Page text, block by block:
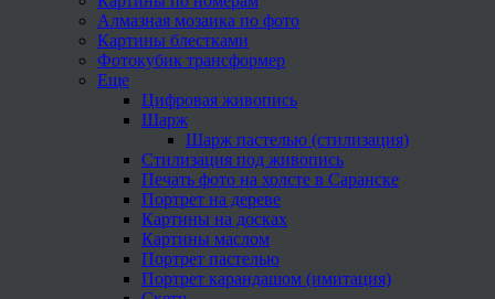
Алмазная мозаика по фото
Картины блестками
Фотокубик трансформер
Еще
Цифровая живопись
Шарж
Шарж пастелью (стилизация)
Стилизация под живопись
Печать фото на холсте в Саранске
Портрет на дереве
Картины на досках
Картины маслом
Портрет пастелью
Портрет карандашом (имитация)